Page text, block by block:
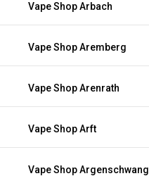
Vape Shop Arbach
Vape Shop Aremberg
Vape Shop Arenrath
Vape Shop Arft
Vape Shop Argenschwang